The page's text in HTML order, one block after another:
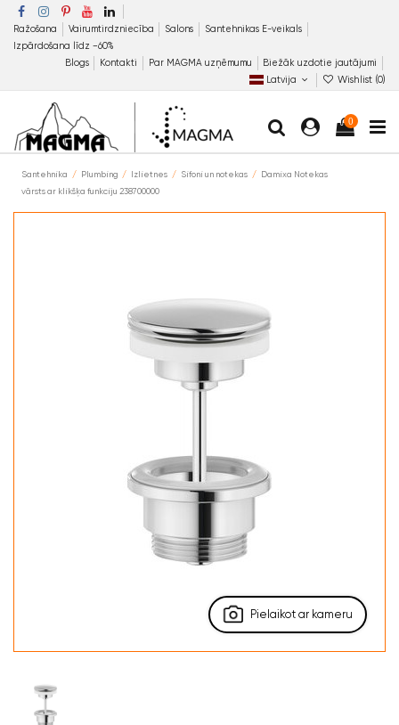
Ražošana Vairumtirdzniecība Salons
Santehnikas E-veikals
Izpārdošana līdz −60%
Blogs
Kontakti Par MAGMA uzņēmumu
Biežāk uzdotie jautājumi
Latvija
Wishlist (0)
0
Santehnika Plumbing Izlietnes Sifoni un notekas
Damixa Notekas
vārsts ar klikšķa funkciju 238700000
Pielaikot ar kameru